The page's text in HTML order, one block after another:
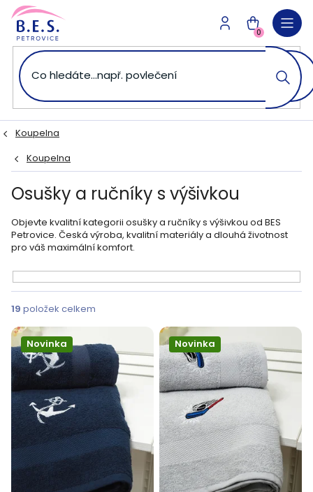
Přejít
obsah
NÁKUPNÍ
KOŠÍK
0
Koupelna
Koupelna
Osušky a ručníky s výšivkou
Objevte kvalitní kategorii osušky a ručníky s výšivkou od BES
Petrovice. Česká výroba, kvalitní materiály a dlouhá životnost
pro váš maximální komfort.
19 položek celkem
V
ý
p
i
s
p
r
o
Novinka Novinka